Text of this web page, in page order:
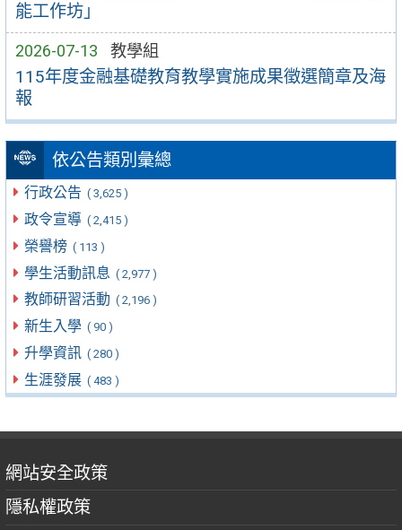
能工作坊」
2026-07-13 教學組
115年度金融基礎教育教學實施成果徵選簡章及海
報
依公告類別彙總
行政公告 ( 3,625 )
政令宣導 ( 2,415 )
榮譽榜 ( 113 )
學生活動訊息 ( 2,977 )
教師研習活動 ( 2,196 )
新生入學 ( 90 )
升學資訊 ( 280 )
生涯發展 ( 483 )
網站安全政策
隱私權政策